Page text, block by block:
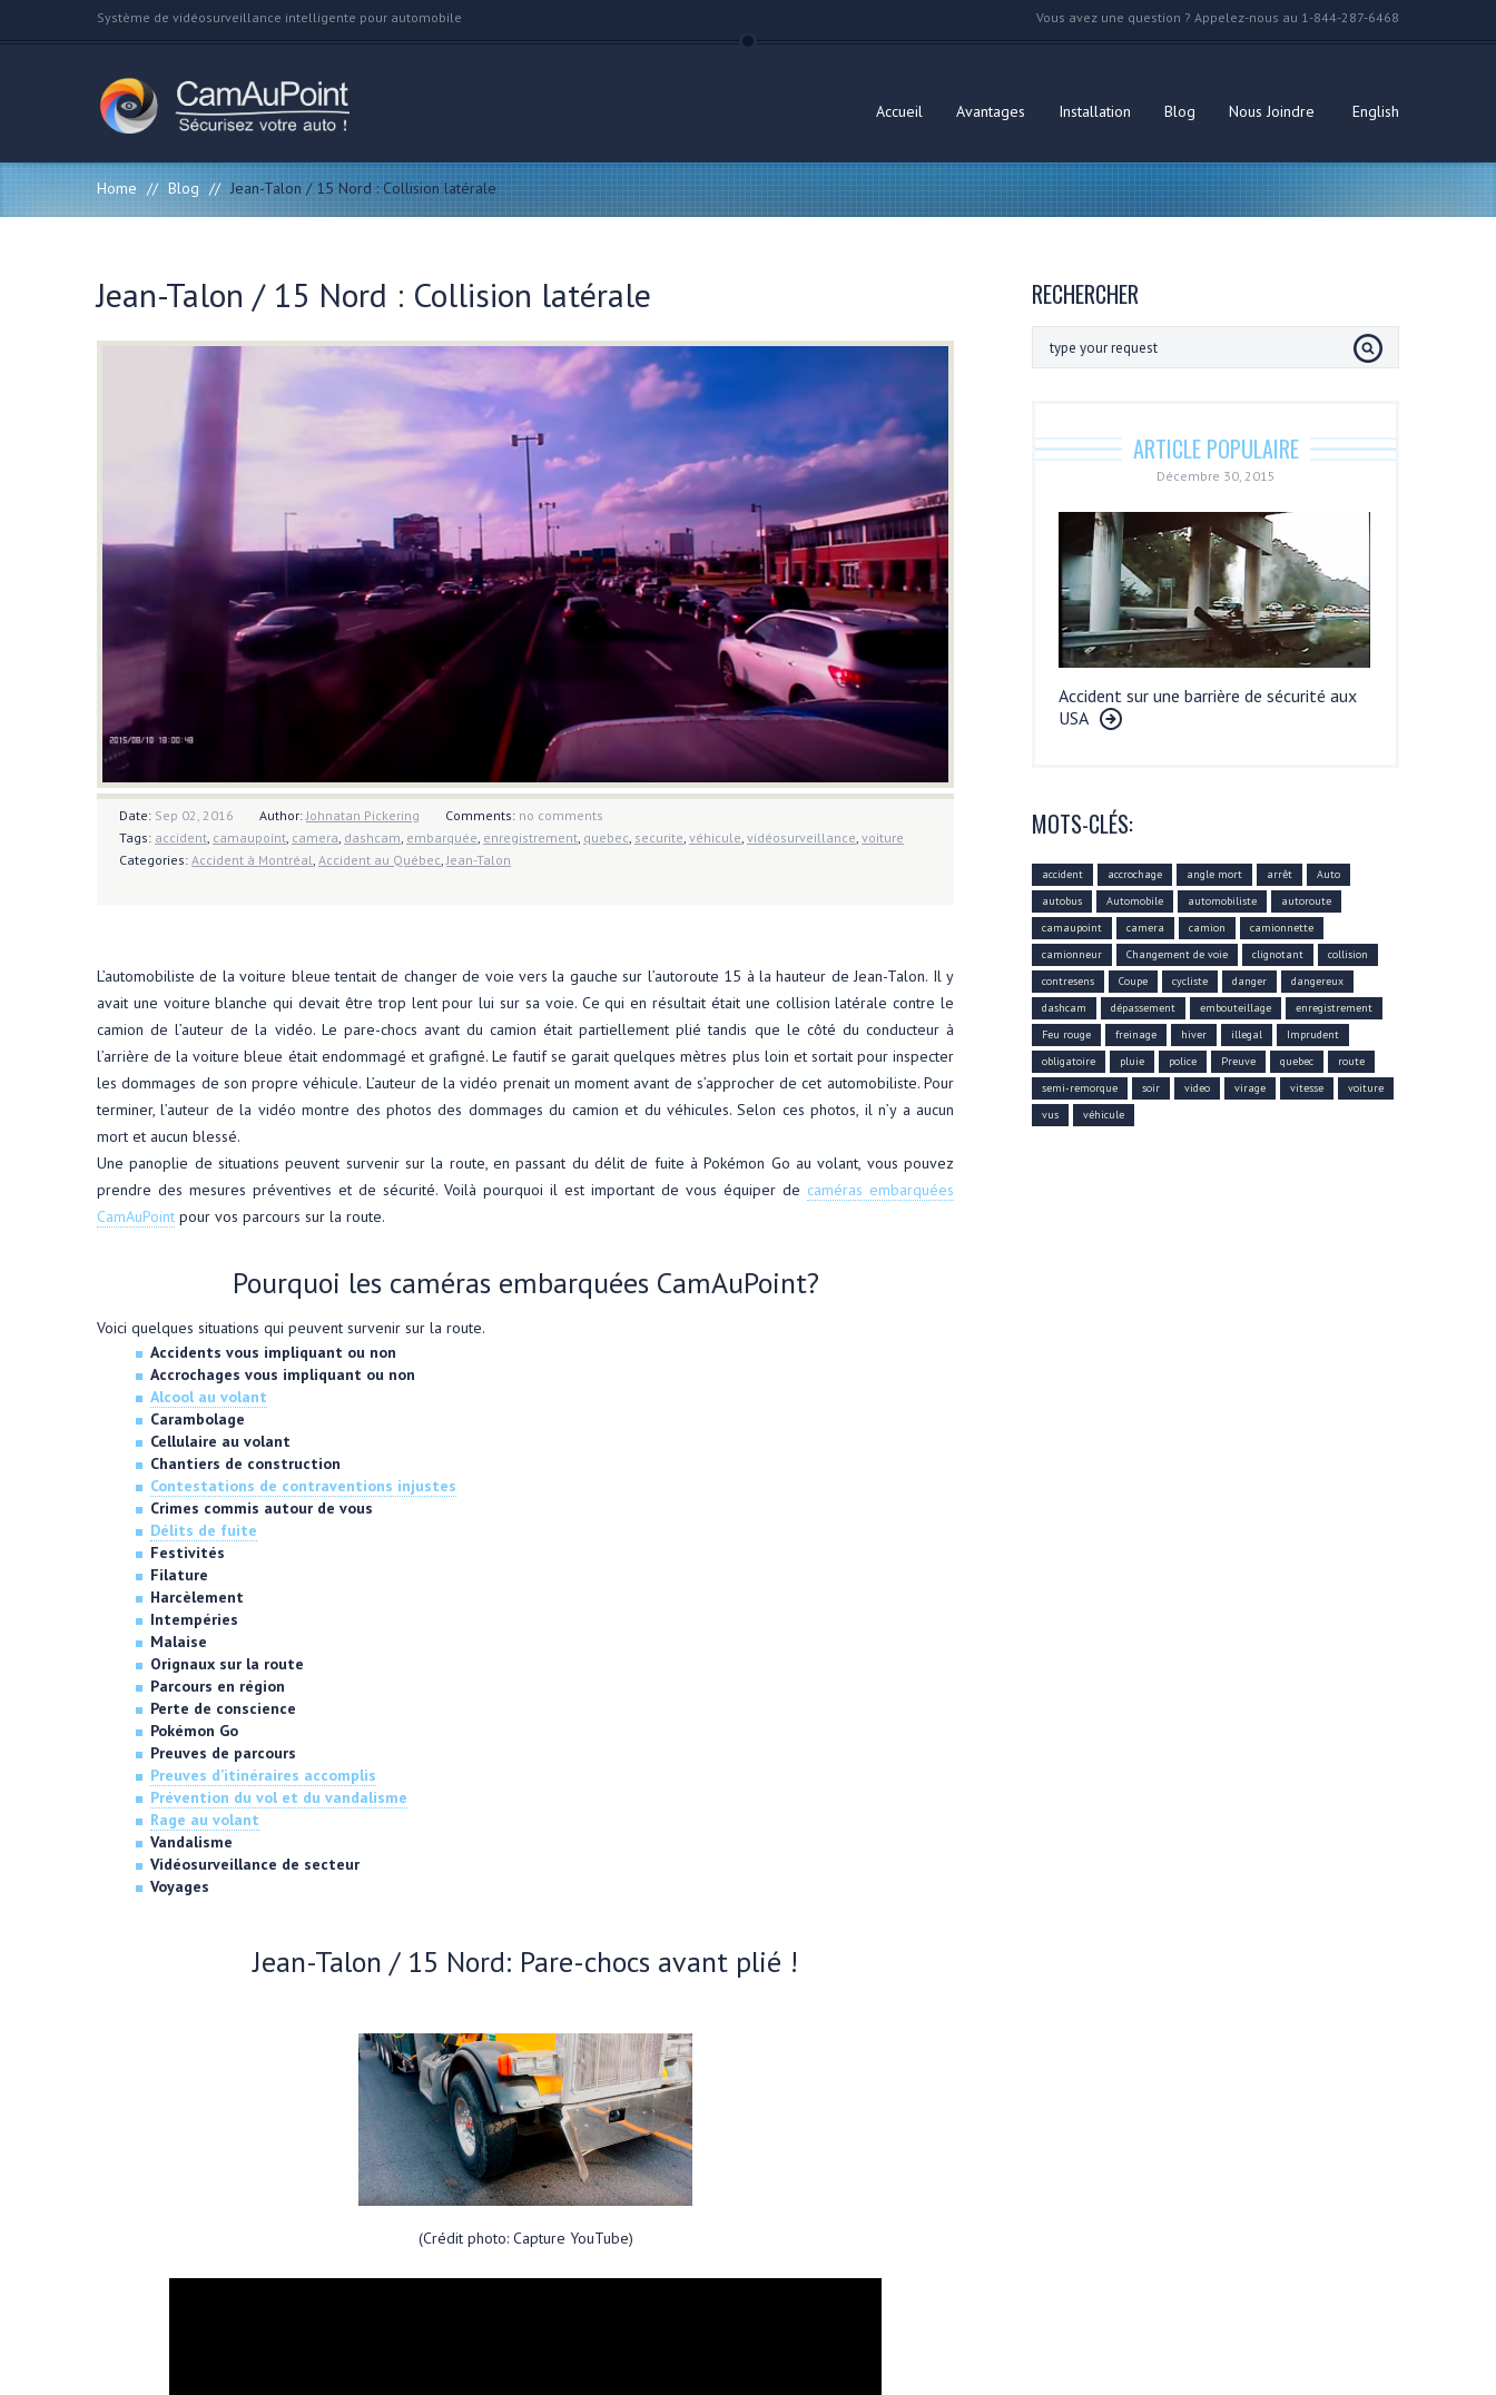
Système de vidéosurveillance intelligente pour automobile Vous avez une question ? Appelez-nous au 1-844-287-6468
Accueil Avantages Installation Blog Nous Joindre English
Home // Blog // Jean-Talon / 15 Nord : Collision latérale
Jean-Talon / 15 Nord : Collision latérale
Date: Sep 02, 2016 Author: Johnatan Pickering Comments: no comments
Tags: accident camaupoint camera dashcam embarquée enregistrement quebec securite véhicule vidéosurveillance voiture
Categories: Accident à Montréal Accident au Québec Jean-Talon
L’automobiliste de la voiture bleue tentait de changer de voie vers la gauche sur l’autoroute 15 à la hauteur de Jean-Talon. Il y
avait une voiture blanche qui devait être trop lent pour lui sur sa voie. Ce qui en résultait était une collision latérale contre le
camion de l’auteur de la vidéo. Le pare-chocs avant du camion était partiellement plié tandis que le côté du conducteur à
l’arrière de la voiture bleue était endommagé et grafigné. Le fautif se garait quelques mètres plus loin et sortait pour inspecter
les dommages de son propre véhicule. L’auteur de la vidéo prenait un moment avant de s’approcher de cet automobiliste. Pour
terminer, l’auteur de la vidéo montre des photos des dommages du camion et du véhicules. Selon ces photos, il n’y a aucun
mort et aucun blessé.
Une panoplie de situations peuvent survenir sur la route, en passant du délit de fuite à Pokémon Go au volant, vous pouvez
prendre des mesures préventives et de sécurité. Voilà pourquoi il est important de vous équiper de caméras embarquées
CamAuPoint pour vos parcours sur la route.
Pourquoi les caméras embarquées CamAuPoint?
Voici quelques situations qui peuvent survenir sur la route.
Accidents vous impliquant ou non
Accrochages vous impliquant ou non
Alcool au volant
Carambolage
Cellulaire au volant
Chantiers de construction
Contestations de contraventions injustes
Crimes commis autour de vous
Délits de fuite
Festivités
Filature
Harcèlement
Intempéries
Malaise
Orignaux sur la route
Parcours en région
Perte de conscience
Pokémon Go
Preuves de parcours
Preuves d’itinéraires accomplis
Prévention du vol et du vandalisme
Rage au volant
Vandalisme
Vidéosurveillance de secteur
Voyages
Jean-Talon / 15 Nord: Pare-chocs avant plié !
(Crédit photo: Capture YouTube)
RECHERCHER
ARTICLE POPULAIRE
Décembre 30, 2015
Accident sur une barrière de sécurité aux
USA
MOTS-CLÉS:
accident accrochage angle mort arrêt
Auto
autobus
Automobile automobiliste
autoroute
camaupoint
camera camion
camionnette
camionneur
Changement de voie clignotant
collision
contresens
Coupe cycliste danger
dangereux
dashcam
dépassement embouteillage
enregistrement
Feu rouge
freinage hiver illegal
Imprudent
obligatoire
pluie police Preuve quebec
route
semi-remorque
soir video virage vitesse
voiture
vus
véhicule